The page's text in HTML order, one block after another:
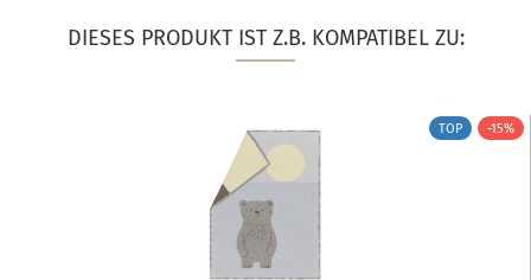
DIESES PRODUKT IST Z.B. KOMPATIBEL ZU:
TOP -15%